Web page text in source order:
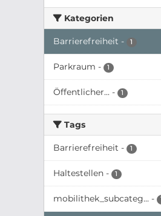
Kategorien
Barrierefreiheit - 1
Parkraum - 1
Öffentlicher... - 1
Tags
Barrierefreiheit - 1
Haltestellen - 1
mobilithek_subcateg... -